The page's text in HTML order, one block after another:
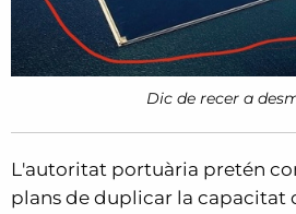
Dic de recer a
L'autoritat portuària pretén
plans de duplicar la capacitat